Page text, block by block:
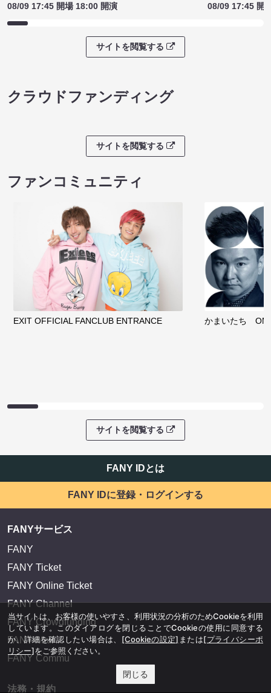
08/09 17:45 開場 18:00 開演
08/09 17:45 開
サイトを閲覧する
クラウドファンディング
サイトを閲覧する
ファンコミュニティ
EXIT OFFICIAL FANCLUB ENTRANCE かまいたち
サイトを閲覧する
FANY IDとは
FANY IDに登録・ログインする
FANYサービス
FANY
FANY Ticket
FANY Online Ticket
FANY Channel
FANY Crowdfunding
FANY Mall
FANY Commu
法務・規約
当サイトは、お客様の使いやすさ、利用状況の分析のためCookieを利用
しています。このダイアログを閉じることでCookieの使用に同意する
か、詳細を確認したい場合は、 [Cookieの設定] または[プライバシーポ
リシー]をご参照ください。
閉じる